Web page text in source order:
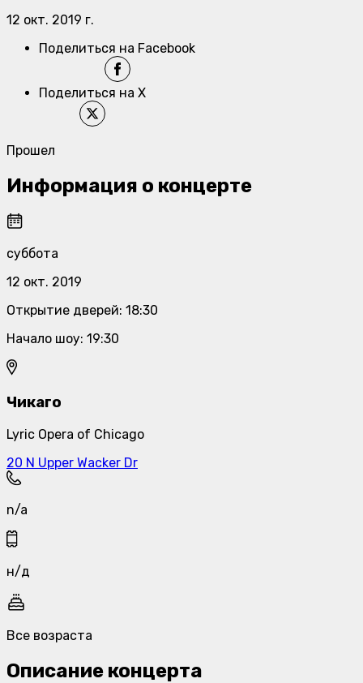
12 окт. 2019 г.
Поделиться на Facebook
Поделиться на X
Прошел
Информация о концерте
суббота
12 окт. 2019
Открытие дверей: 18:30
Начало шоу: 19:30
Чикаго
Lyric Opera of Chicago
20 N Upper Wacker Dr
n/a
н/д
Все возраста
Описание концерта